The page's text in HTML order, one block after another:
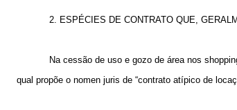
2. ESPÉCIES DE CONTRATO QUE,
Na cessão de uso e gozo de área nos
qual propõe o nomen juris de “contrato atípico de